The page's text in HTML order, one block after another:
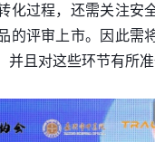
化过程，还需关注安
的评审上市。因此需
且对这些环节有所准